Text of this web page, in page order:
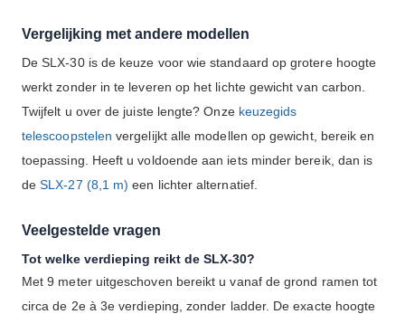
Vergelijking met andere modellen
De SLX-30 is de keuze voor wie standaard op grotere hoogte
werkt zonder in te leveren op het lichte gewicht van carbon.
Twijfelt u over de juiste lengte? Onze keuzegids
telescoopstelen vergelijkt alle modellen op gewicht, bereik en
toepassing. Heeft u voldoende aan iets minder bereik, dan is
deSLX-27 (8,1 m) een lichter alternatief.
Veelgestelde vragen
Tot welke verdieping reikt de SLX-30?
Met 9 meter uitgeschoven bereikt u vanaf de grond ramen tot
circa de 2e à 3e verdieping, zonder ladder. De exacte hoogte